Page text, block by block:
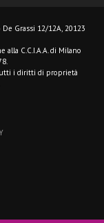
Grassi 12/12A, 20123
alla C.C.I.A.A. di Milano
i diritti di proprietà